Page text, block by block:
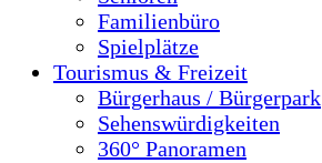
Familienbüro
Spielplätze
Tourismus & Freizeit
Bürgerhaus / Bürgerpark
Sehenswürdigkeiten
360° Panoramen